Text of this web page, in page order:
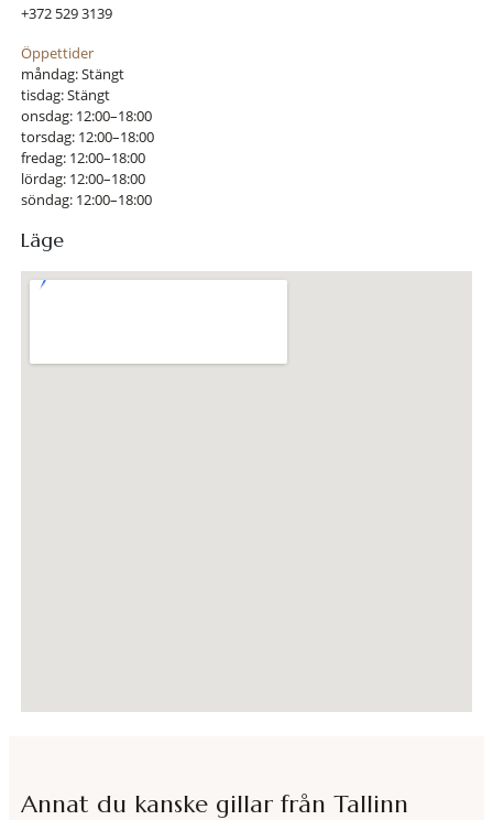
+372 529 3139
Öppettider
måndag: Stängt
tisdag: Stängt
onsdag: 12:00–18:00
torsdag: 12:00–18:00
fredag: 12:00–18:00
lördag: 12:00–18:00
söndag: 12:00–18:00
Läge
Annat du kanske gillar från Tallinn